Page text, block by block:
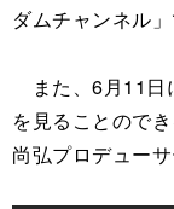
ダムチャンネル
また、6月11日
を見ることので
尚弘プロデュー